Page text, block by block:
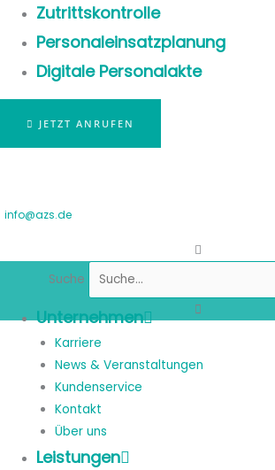
Zutrittskontrolle
Personaleinsatzplanung
Digitale Personalakte
JETZT ANRUFEN
info@azs.de
Suche
Unternehmen
Karriere
News & Veranstaltungen
Kundenservice
Kontakt
Über uns
Leistungen